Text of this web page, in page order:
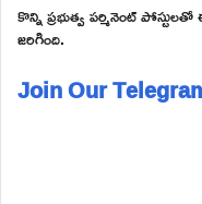
కొన్ని ప్రభుత్వ పర్మినెంట్
జరిగింది.
Join Our